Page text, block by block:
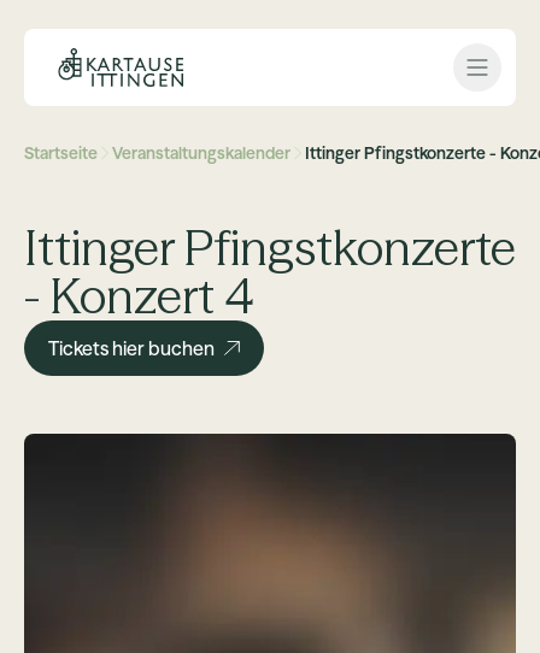
Open
Startseite Veranstaltungskalender Ittinger Pfingstkonzerte -
Ittinger Pfingstkonzerte
- Konzert 4
Tickets hier buchen